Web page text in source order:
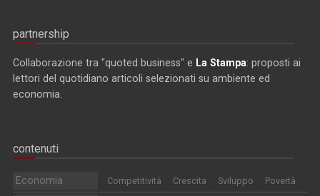
partnership
Collaborazione tra "quoted business" e La Stampa: proposti ai
lettori del quotidiano articoli selezionati su ambiente ed
economia.
contenuti
Economia Competitività Crescita Sviluppo Povertà